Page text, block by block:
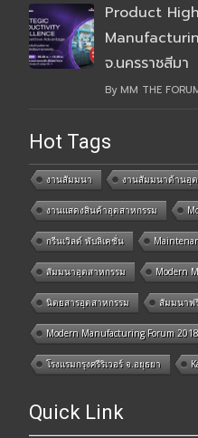
Product
จ.นครราชสีมา
By MM THE
Hot Tags
งานสัมมนา งานสัมมนาด้านอุ
งานแสดงสินค้าอุตสาหกรรม
กรีนเวิลด์ พับลิเคชั่น
สัมมนาอุตสาหกรรม Modern
นิตยสารอุตสาหกรรม สัมมนาฟ
Modern Manufacturing Forum 2018
โรงแรมกรุงศรีริเวอร์ จ.อยุธยา
Quick Link